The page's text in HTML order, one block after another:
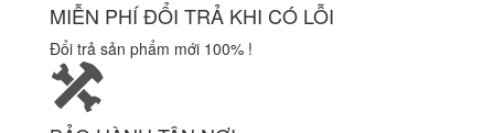
MIỄN PHÍ ĐỔI TRẢ KHI CÓ LỖI
Đổi trả sản phẩm mới 100% !